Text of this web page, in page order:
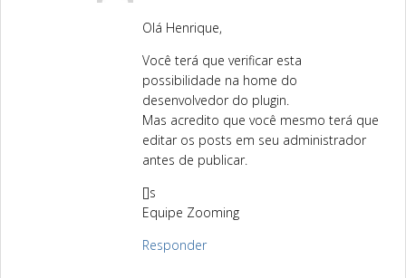
Olá Henrique,
Você terá que verificar esta
possibilidade na home do
desenvolvedor do plugin.
Mas acredito que você mesmo terá que
editar os posts em seu administrador
antes de publicar.
[]s
Equipe Zooming
Responder